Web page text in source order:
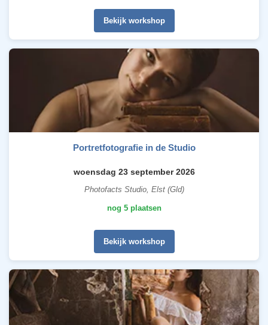
Bekijk workshop
Portretfotografie in de Studio
woensdag 23 september 2026
Photofacts Studio, Elst (Gld)
nog 5 plaatsen
Bekijk workshop